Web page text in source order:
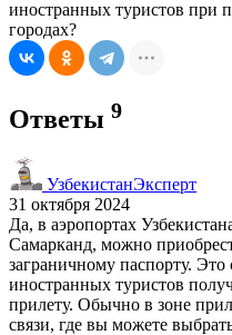
иностранных туристов при
городах?
Ответы 9
УзбекистанЭксперт
31 октября 2024
Да, в аэропортах
Самарканд, можно
заграничному паспорту.
иностранных туристов
прилету. Обычно в зоне
связи, где вы можете